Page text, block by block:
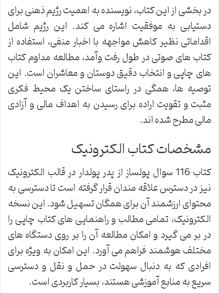
در بخشی از این کتاب، نویسنده به اهمیت رژیم ذهنی برای
دستیابی به موفقیت اشاره می کند. این رژیم شامل
اقداماتی نظیر کاهش مواجهه با اخبار منفی، استفاده از
کتاب های صوتی در طول رفت وآمد، مطالعه مداوم کتاب
های چاپی و انتخاب دقیق دوستان و معاشران است. این
توصیه ها، همگی در راستای ساختن یک محیط فکری
مثبت و تقویت اراده برای رسیدن به اهداف مالی و آزادی
مالی مطرح شده اند.
مشخصات کتاب الکترونیک
کتاب 116 سوال پولساز از پدر پولدار در قالب الکترونیک
نیز در دسترس علاقه مندان قرار گرفته است تا دسترسی به
محتوای ارزشمند آن برای همگان تسهیل شود. این نسخه
الکترونیک، تمامی مطالب و راهنمایی های کتاب چاپی را
در بر می گیرد و امکان مطالعه آن را بر روی دستگاه های
مختلف هوشمند فراهم می آورد. این امکان به ویژه برای
افرادی که به دنبال سهولت در حمل و نقل و دسترسی
سریع به منابع آموزشی هستند، بسیار کاربردی است.